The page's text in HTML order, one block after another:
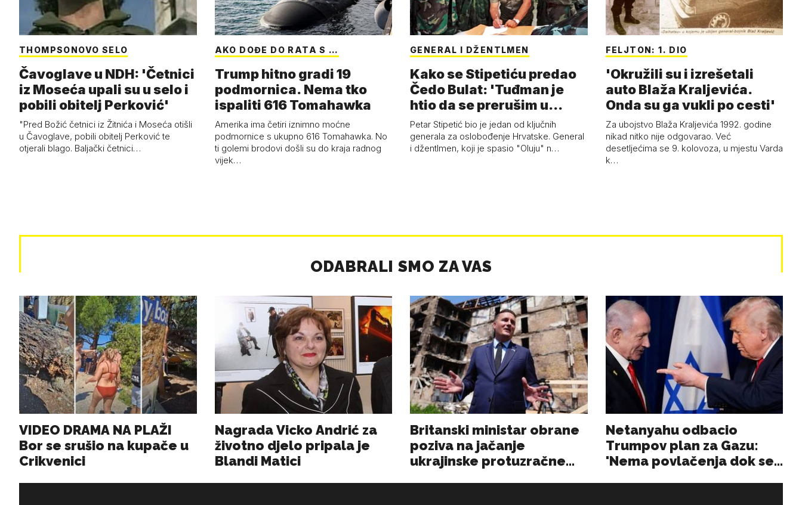
THOMPSONOVO SELO
Čavoglave u NDH: 'Četnici
iz Moseća upali su u selo i
pobili obitelj Perković'
"Pred Božić četnici iz Žitnića i Moseća otišli
u Čavoglave, pobili obitelj Perković te
otjerali blago. Baljački četnici…
AKO DOĐE DO RATA S …
Trump hitno gradi 19
podmornica. Nema tko
ispaliti 616 Tomahawka
Amerika ima četiri iznimno moćne
podmornice s ukupno 616 Tomahawka. No
ti golemi brodovi došli su do kraja radnog
vijek…
GENERAL I DŽENTLMEN
Kako se Stipetiću predao
Čedo Bulat: 'Tuđman je
htio da se prerušim u
ženu'
Petar Stipetić bio je jedan od ključnih
generala za oslobođenje Hrvatske. General
i džentlmen, koji je spasio "Oluju" n…
FELJTON: 1. DIO
'Okružili su i izrešetali
auto Blaža Kraljevića.
Onda su ga vukli po cesti'
Za ubojstvo Blaža Kraljevića 1992. godine
nikad nitko nije odgovarao. Već
desetljećima se 9. kolovoza, u mjestu Varda
k…